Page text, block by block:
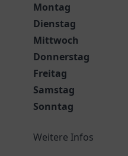
Montag
Dienstag
Mittwoch
Donnerstag
Freitag
Samstag
Sonntag
Weitere Infos